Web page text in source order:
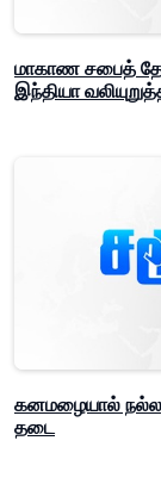
மாகாண சபைத்
இந்தியா
கனமழையால்
தடை